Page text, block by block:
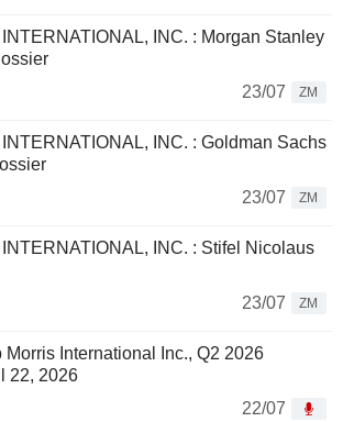
INC. : Morgan Stanley
23/07
ZM
INC. : Goldman Sachs
23/07
ZM
INC. : Stifel Nicolaus
23/07
ZM
International Inc., Q2 2026
22, 2026
22/07